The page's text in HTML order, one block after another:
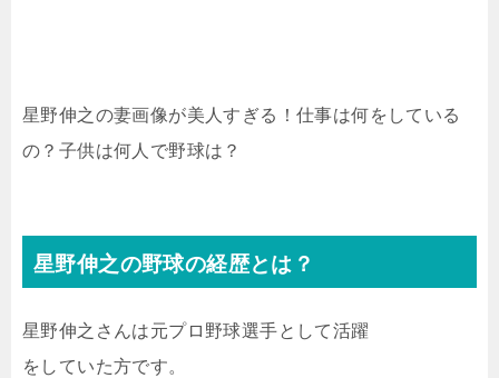
星野伸之の妻画像が美人すぎる！仕事は何をしている
の？子供は何人で野球は？
星野伸之の野球の経歴とは？
星野伸之さんは元プロ野球選手として活躍
をしていた方です。